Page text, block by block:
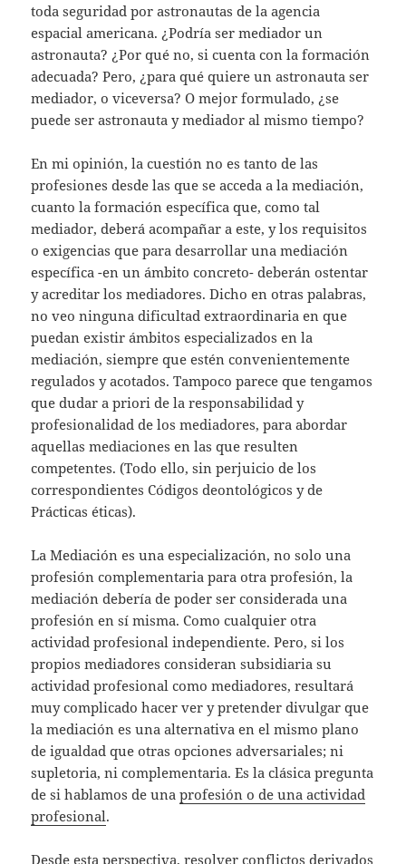
toda seguridad por astronautas de la agencia
espacial americana. ¿Podría ser mediador un
astronauta? ¿Por qué no, si cuenta con la formación
adecuada? Pero, ¿para qué quiere un astronauta ser
mediador, o viceversa? O mejor formulado, ¿se
puede ser astronauta y mediador al mismo tiempo?
En mi opinión, la cuestión no es tanto de las
profesiones desde las que se acceda a la mediación,
cuanto la formación específica que, como tal
mediador, deberá acompañar a este, y los requisitos
o exigencias que para desarrollar una mediación
específica -en un ámbito concreto- deberán ostentar
y acreditar los mediadores. Dicho en otras palabras,
no veo ninguna dificultad extraordinaria en que
puedan existir ámbitos especializados en la
mediación, siempre que estén convenientemente
regulados y acotados. Tampoco parece que tengamos
que dudar a priori de la responsabilidad y
profesionalidad de los mediadores, para abordar
aquellas mediaciones en las que resulten
competentes. (Todo ello, sin perjuicio de los
correspondientes Códigos deontológicos y de
Prácticas éticas).
La Mediación es una especialización, no solo una
profesión complementaria para otra profesión, la
mediación debería de poder ser considerada una
profesión en sí misma. Como cualquier otra
actividad profesional independiente. Pero, si los
propios mediadores consideran subsidiaria su
actividad profesional como mediadores, resultará
muy complicado hacer ver y pretender divulgar que
la mediación es una alternativa en el mismo plano
de igualdad que otras opciones adversariales; ni
supletoria, ni complementaria. Es la clásica pregunta
de si hablamos de unaprofesión o de una actividad
profesional.
Desde esta perspectiva, resolver conflictos derivados